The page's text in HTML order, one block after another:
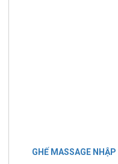
GHẾ MASSAGE